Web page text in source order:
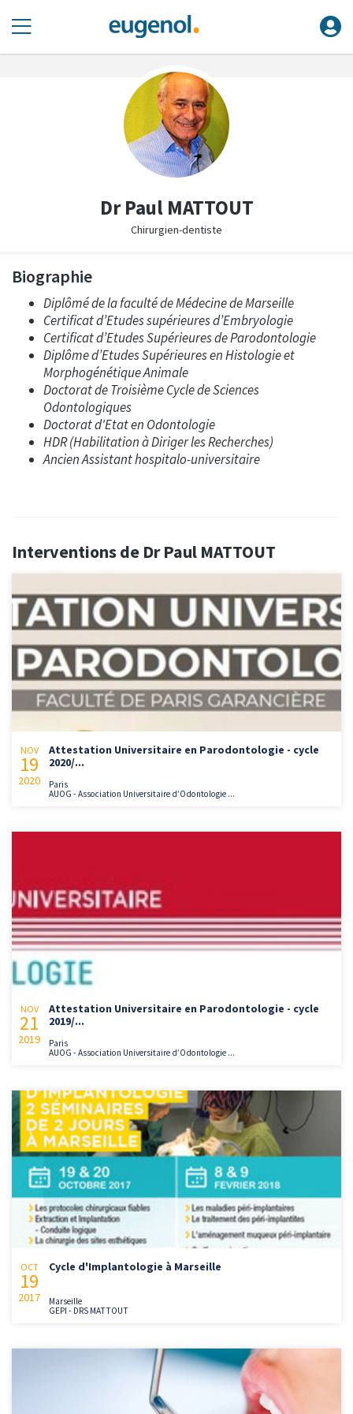
Dr Paul MATTOUT
Chirurgien-dentiste
Biographie
Diplômé de la faculté de Médecine de Marseille
Certificat d’Etudes supérieures d’Embryologie
Certificat d’Etudes Supérieures de Parodontologie
Diplôme d’Etudes Supérieures en Histologie et
Morphogénétique Animale
Doctorat de Troisième Cycle de Sciences
Odontologiques
Doctorat d'Etat en Odontologie
HDR (Habilitation à Diriger les Recherches)
Ancien Assistant hospitalo-universitaire
Interventions de Dr Paul MATTOUT
NOV
19
2020
Attestation Universitaire en Parodontologie - cycle
2020/...
Paris
AUOG - Association Universitaire d’Odontologie ...
NOV
21
2019
Attestation Universitaire en Parodontologie - cycle
2019/...
Paris
AUOG - Association Universitaire d’Odontologie ...
OCT
19
2017
Cycle d'Implantologie à Marseille
Marseille
GEPI - DRS MATTOUT